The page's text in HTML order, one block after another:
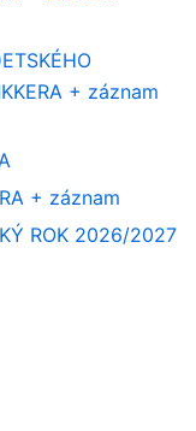
+ záznam
+ záznam
ROK 2026/2027